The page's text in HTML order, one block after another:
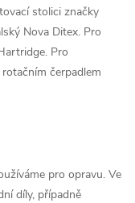
stolici značky
Nova Ditex. Pro
Pro
čerpadlem
pro opravu. Ve
díly, případně